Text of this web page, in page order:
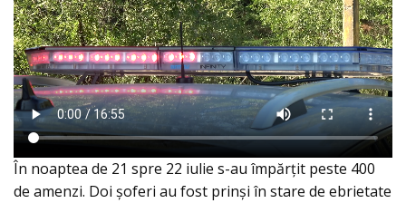
În noaptea de 21 spre 22 iulie s-au împărțit peste 400
de amenzi. Doi șoferi au fost prinși în stare de ebrietate